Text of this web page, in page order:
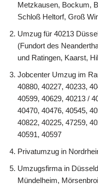
Metzkausen, Bockum,
Schloß Heltorf, Groß
Umzug für 40213
(Fundort des
und Ratingen, Kaarst,
Jobcenter Umzug im
40880, 40227, 40233,
40599, 40629, 40213 /
40470, 40476, 40545,
40822, 40225, 47259,
40591, 40597
Privatumzug in
Umzugsfirma in
Mündelheim,